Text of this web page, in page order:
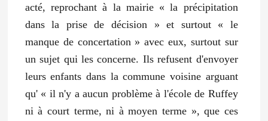
acté, reprochant à la mairie « la précipitation
dans la prise de décision » et surtout « le
manque de concertation » avec eux, surtout sur
un sujet qui les concerne. Ils refusent d'envoyer
leurs enfants dans la commune voisine arguant
qu' « il n'y a aucun problème à l'école de Ruffey
ni à court terme, ni à moyen terme », que ces